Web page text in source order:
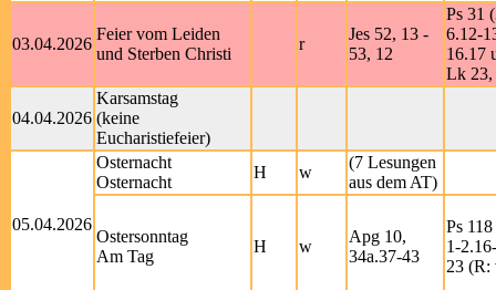
03.04.2026
Feier vom Leiden
und Sterben Christi
r
Jes 52, 13 -
53, 12
Ps 31
6.12-
16.17
Lk 23,
04.04.2026
Karsamstag
(keine
Eucharistiefeier)
05.04.2026
Osternacht
Osternacht
H w
(7 Lesungen
aus dem AT)
Ostersonntag
Am Tag
H w
Apg 10,
34a.37-43
Ps
1-
23 (R: